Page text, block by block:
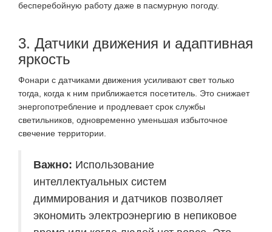
бесперебойную работу даже в пасмурную погоду.
3. Датчики движения и адаптивная
яркость
Фонари с датчиками движения усиливают свет только
тогда, когда к ним приближается посетитель. Это снижает
энергопотребление и продлевает срок службы
светильников, одновременно уменьшая избыточное
свечение территории
Важно: Использование
интеллектуальных систем
диммирования и датчиков позволяет
экономить электроэнергию в непиковое